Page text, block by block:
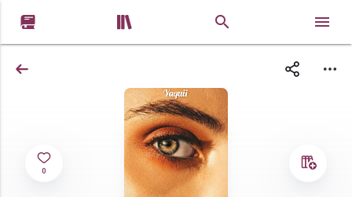
 
0